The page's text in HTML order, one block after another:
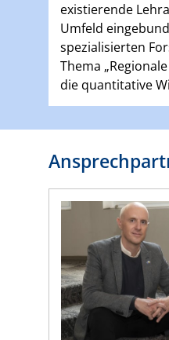
existierende
Umfeld
spezialisierten
Thema
die quantitative